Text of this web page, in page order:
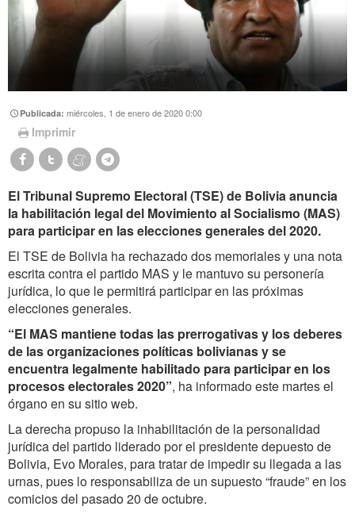
Publicada:miércoles, 1 de enero de 2020 0:00
Imprimir
El Tribunal Supremo Electoral (TSE) de Bolivia anuncia
la habilitación legal del Movimiento al Socialismo (MAS)
para participar en las elecciones generales del 2020.
El TSE de Bolivia ha rechazado dos memoriales y una nota
escrita contra el partido MAS y le mantuvo su personería
jurídica, lo que le permitirá participar en las próximas
elecciones generales.
“El MAS mantiene todas las prerrogativas y los deberes
de las organizaciones políticas bolivianas y se
encuentra legalmente habilitado para participar en los
procesos electorales 2020”, ha informado este martes el
órgano en su sitio web.
La derecha propuso la inhabilitación de la personalidad
jurídica del partido liderado por el presidente depuesto de
Bolivia, Evo Morales, para tratar de impedir su llegada a las
urnas, pues lo responsabiliza de un supuesto “fraude” en los
comicios del pasado 20 de octubre.